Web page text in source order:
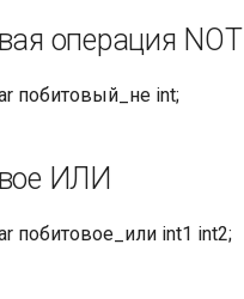
операция NOT
побитовый_не int;
ИЛИ
побитовое_или int1 int2;